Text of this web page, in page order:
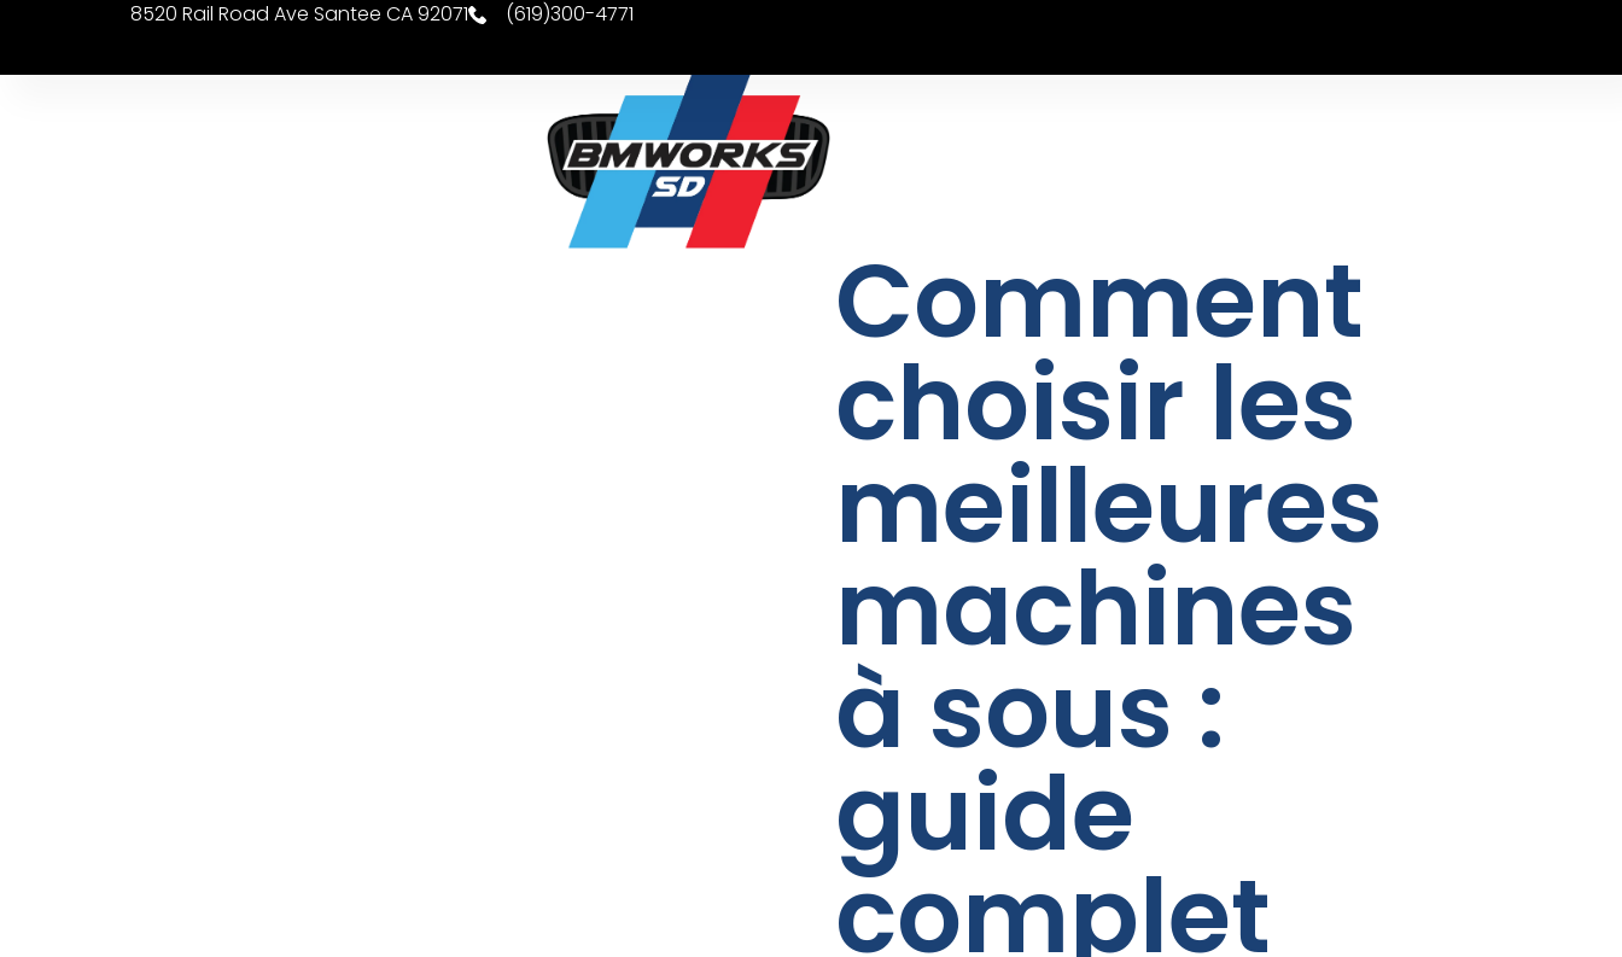
8520 Rail Road Ave Santee CA 92071 (619)300-4771
Comment
choisir les
meilleures
machines
à sous :
guide
complet